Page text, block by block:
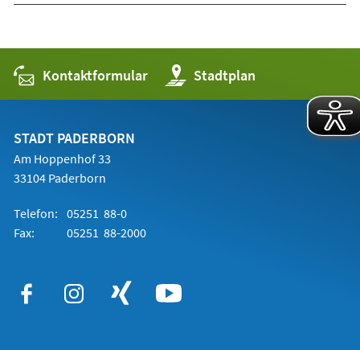
Kontaktformular Stadtplan
(Öffnet
in
einem
STADT PADERBORN
Am Hoppenhof 33
33104 Paderborn
Telefon: 05251 88-0
Fax:
05251 88-2000